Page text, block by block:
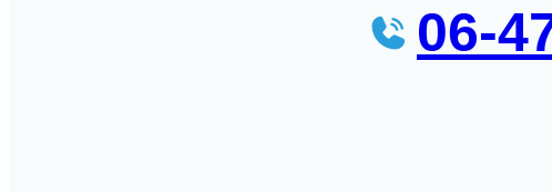
06-